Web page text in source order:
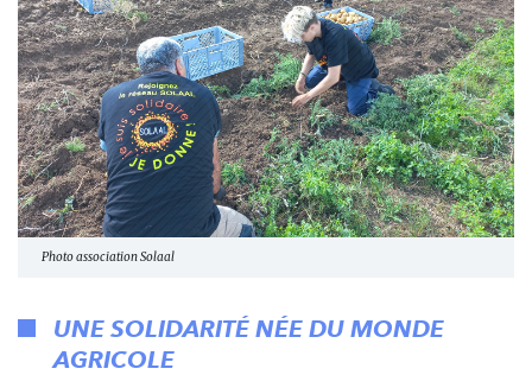
Photo association Solaal
UNE SOLIDARITÉ NÉE DU MONDE
AGRICOLE